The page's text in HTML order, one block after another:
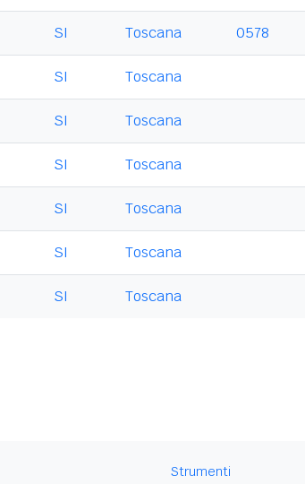
SI Toscana 0578
SI Toscana
SI Toscana
SI Toscana
SI Toscana
SI Toscana
SI Toscana
Strumenti